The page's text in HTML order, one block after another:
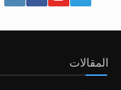
المقالات